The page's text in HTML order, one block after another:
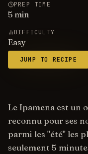
PREP TIME
5 min
DIFFICULTY
Easy
JUMP TO RECIPE
Le Ipamena est un
reconnu pour ses
parmi les "été" les
seulement 5